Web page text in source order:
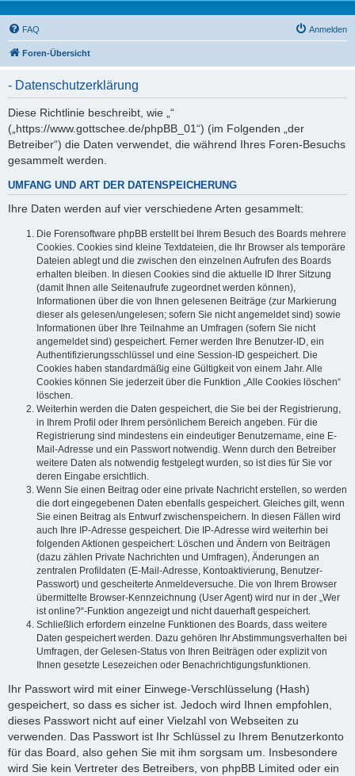
FAQ Anmelden
Foren-Übersicht
- Datenschutzerklärung
Diese Richtlinie beschreibt, wie „“
(„https://www.gottschee.de/phpBB_01“) (im Folgenden „der
Betreiber“) die Daten verwendet, die während Ihres Foren-Besuchs
gesammelt werden.
UMFANG UND ART DER DATENSPEICHERUNG
Ihre Daten werden auf vier verschiedene Arten gesammelt:
Die Forensoftware phpBB erstellt bei Ihrem Besuch des Boards mehrere
Cookies. Cookies sind kleine Textdateien, die Ihr Browser als temporäre
Dateien ablegt und die zwischen den einzelnen Aufrufen des Boards
erhalten bleiben. In diesen Cookies sind die aktuelle ID Ihrer Sitzung
(damit Ihnen alle Seitenaufrufe zugeordnet werden können),
Informationen über die von Ihnen gelesenen Beiträge (zur Markierung
dieser als gelesen/ungelesen; sofern Sie nicht angemeldet sind) sowie
Informationen über Ihre Teilnahme an Umfragen (sofern Sie nicht
angemeldet sind) gespeichert. Ferner werden Ihre Benutzer-ID, ein
Authentifizierungsschlüssel und eine Session-ID gespeichert. Die
Cookies haben standardmäßig eine Gültigkeit von einem Jahr. Alle
Cookies können Sie jederzeit über die Funktion „Alle Cookies löschen“
löschen.
Weiterhin werden die Daten gespeichert, die Sie bei der Registrierung,
in Ihrem Profil oder Ihrem persönlichem Bereich angeben. Für die
Registrierung sind mindestens ein eindeutiger Benutzername, eine E-
Mail-Adresse und ein Passwort notwendig. Wenn durch den Betreiber
weitere Daten als notwendig festgelegt wurden, so ist dies für Sie vor
deren Eingabe ersichtlich.
Wenn Sie einen Beitrag oder eine private Nachricht erstellen, so werden
die dort eingegebenen Daten ebenfalls gespeichert. Gleiches gilt, wenn
Sie einen Beitrag als Entwurf zwischenspeichern. In diesen Fällen wird
auch Ihre IP-Adresse gespeichert. Die IP-Adresse wird weiterhin bei
folgenden Aktionen gespeichert: Löschen und Ändern von Beiträgen
(dazu zählen Private Nachrichten und Umfragen), Änderungen an
zentralen Profildaten (E-Mail-Adresse, Kontoaktivierung, Benutzer-
Passwort) und gescheiterte Anmeldeversuche. Die von Ihrem Browser
übermittelte Browser-Kennzeichnung (User Agent) wird nur in der „Wer
ist online?“-Funktion angezeigt und nicht dauerhaft gespeichert.
Schließlich erfordern einzelne Funktionen des Boards, dass weitere
Daten gespeichert werden. Dazu gehören Ihr Abstimmungsverhalten bei
Umfragen, der Gelesen-Status von Ihren Beiträgen oder explizit von
Ihnen gesetzte Lesezeichen oder Benachrichtigungsfunktionen.
Ihr Passwort wird mit einer Einwege-Verschlüsselung (Hash)
gespeichert, so dass es sicher ist. Jedoch wird Ihnen empfohlen,
dieses Passwort nicht auf einer Vielzahl von Webseiten zu
verwenden. Das Passwort ist Ihr Schlüssel zu Ihrem Benutzerkonto
für das Board, also gehen Sie mit ihm sorgsam um. Insbesondere
wird Sie kein Vertreter des Betreibers, von phpBB Limited oder ein